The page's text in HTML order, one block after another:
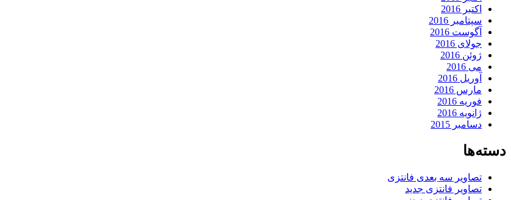
اکتبر 2016
سپتامبر 2016
آگوست 2016
جولای 2016
ژوئن 2016
می 2016
آوریل 2016
مارس 2016
فوریه 2016
ژانویه 2016
دسامبر 2015
دسته‌ها
تصاویر سه بعدی فانتزی
تصاویر فانتزی جدید